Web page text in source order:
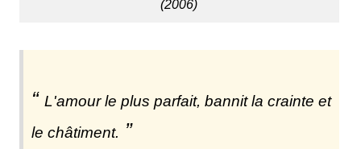
(2006)
L'amour le plus parfait, bannit la crainte et
le châtiment.